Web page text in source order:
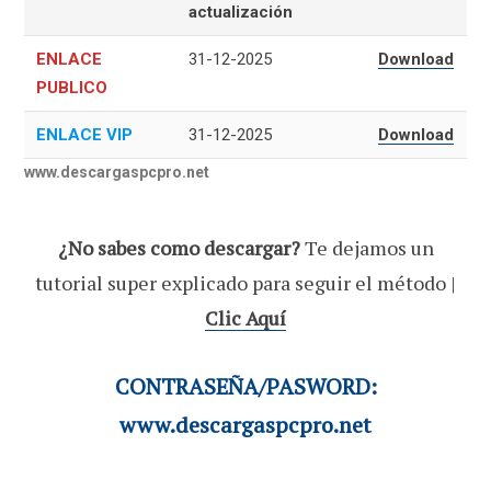
actualización
ENLACE
PUBLICO
31-12-2025 Download
ENLACE VIP 31-12-2025 Download
www.descargaspcpro.net
¿No sabes como descargar?Te dejamos un
tutorial super explicado para seguir el método |
Clic Aquí
CONTRASEÑA/PASWORD:
www.descargaspcpro.net